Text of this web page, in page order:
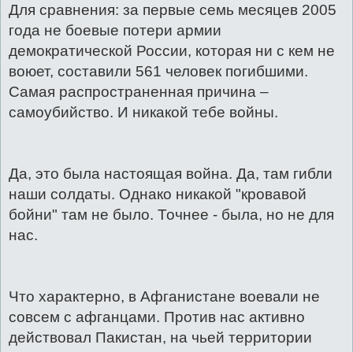
Для сравнения: за первые семь месяцев 2005
года не боевые потери армии
демократической России, которая ни с кем не
воюет, составили 561 человек погибшими.
Самая распространенная причина –
самоубийство. И никакой тебе войны.
Да, это была настоящая война. Да, там гибли
наши солдаты. Однако никакой "кровавой
бойни" там не было. Точнее - была, но не для
нас.
Что характерно, в Афганистане воевали не
совсем с афганцами. Против нас активно
действовал Пакистан, на чьей территории